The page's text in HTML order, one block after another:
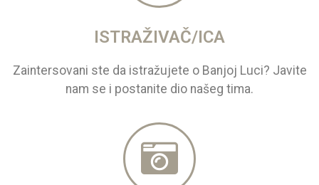
ISTRAŽIVAČ/ICA
Zaintersovani ste da istražujete o Banjoj Luci? Javite
nam se i postanite dio našeg tima.